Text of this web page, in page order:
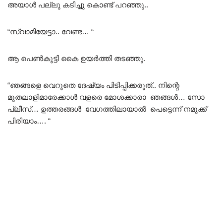
അയാൾ പല്ലു കടിച്ചു കൊണ്ട് പറഞ്ഞു..
“സ്വാമിയേട്ടാ.. വേണ്ട… “
ആ പെൺകുട്ടി കൈ ഉയർത്തി തടഞ്ഞു.
“ഞങ്ങളെ വെറുതെ ദേഷ്യം പിടിപ്പിക്കരുത്.. നിന്റെ
മുതലാളിമാരേക്കാൾ വളരെ മോശക്കാരാ ഞങ്ങൾ… സോ
പ്ലീസ്… ഉത്തരങ്ങൾ വേഗത്തിലായാൽ പെട്ടെന്ന് നമുക്ക്
പിരിയാം…. “